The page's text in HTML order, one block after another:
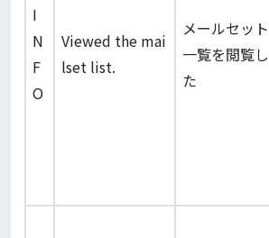
I
N
F
O
Viewed the mai
lset list.
メールセット
一覧を閲覧し
た